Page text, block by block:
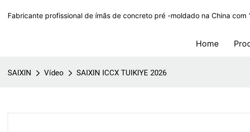
Fabricante profissional de ímãs de concreto pré -moldado na China
Home
SAIXIN Vídeo SAIXIN ICCX TUIKIYE 2026